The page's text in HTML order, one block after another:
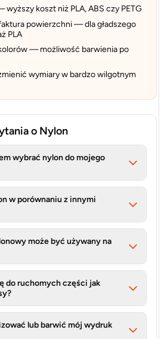
wyższy koszt niż PLA, ABS czy PETG
powierzchni — dla gładszego
PLA
— możliwość barwienia po
wymiary w bardzo wilgotnym
o Nylon
wybrać nylon do mojego
w porównaniu z innymi
może być używany na
do ruchomych części jak
lub barwić mój wydruk